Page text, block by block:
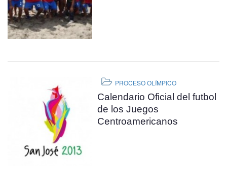
PROCESO OLÍMPICO
Calendario Oficial del futbol
de los Juegos
Centroamericanos